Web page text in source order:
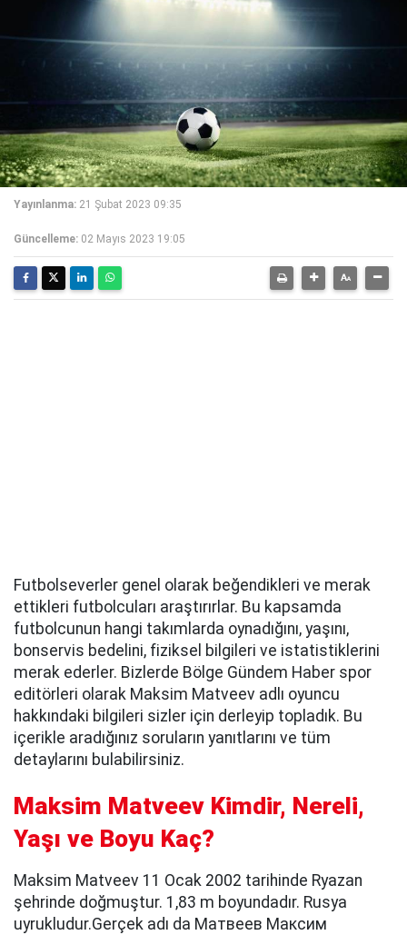
Yayınlanma: 21 Şubat 2023 09:35
Güncelleme: 02 Mayıs 2023 19:05
Futbolseverler genel olarak beğendikleri ve merak
ettikleri futbolcuları araştırırlar. Bu kapsamda
futbolcunun hangi takımlarda oynadığını, yaşını,
bonservis bedelini, fiziksel bilgileri ve istatistiklerini
merak ederler. Bizlerde Bölge Gündem Haber spor
editörleri olarak Maksim Matveev adlı oyuncu
hakkındaki bilgileri sizler için derleyip topladık. Bu
içerikle aradığınız soruların yanıtlarını ve tüm
detaylarını bulabilirsiniz.
Maksim Matveev Kimdir, Nereli,
Yaşı ve Boyu Kaç?
Maksim Matveev 11 Ocak 2002 tarihinde Ryazan
şehrinde doğmuştur. 1,83 m boyundadır. Rusya
uyrukludur.Gerçek adı da Матвеев Максим